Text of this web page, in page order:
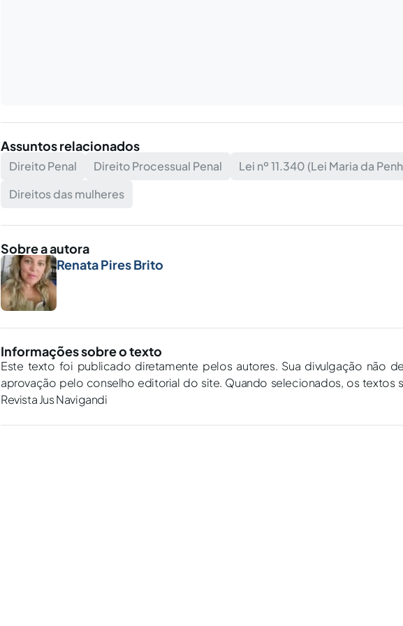
Assuntos relacionados
Direito Penal Direito Processual Penal
Lei nº 11.340 (Lei Maria da
Direitos das mulheres
Sobre a autora
Renata Pires Brito
Informações sobre o texto
Este texto foi publicado diretamente pelos autores. Sua divulgação não
aprovação pelo conselho editorial do site. Quando selecionados, os textos
Revista Jus Navigandi